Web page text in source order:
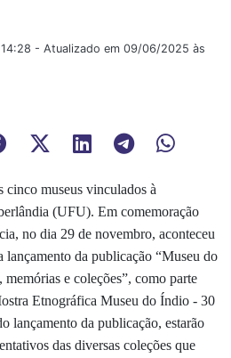
- Atualizado em 09/06/2025 às
museus vinculados à
(UFU). Em comemoração
no dia 29 de novembro, aconteceu
lançamento da publicação “Museu do
e coleções”, como parte
Etnográfica Museu do Índio - 30
lançamento da publicação, estarão
das diversas coleções que